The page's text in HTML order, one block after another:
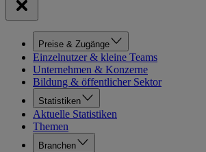
Preise & Zugänge
Einzelnutzer & kleine Teams
Unternehmen & Konzerne
Bildung & öffentlicher Sektor
Statistiken
Aktuelle Statistiken
Themen
Branchen